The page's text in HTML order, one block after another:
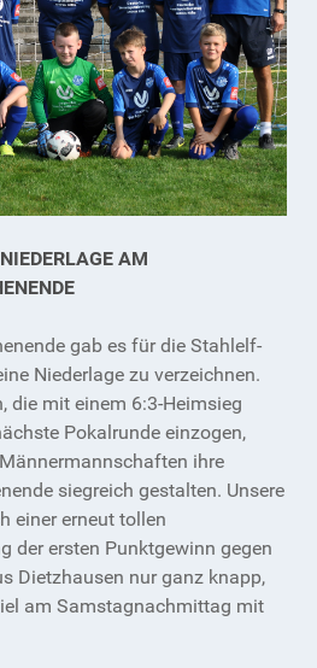
AM
gab es für die Stahlelf-
Niederlage zu verzeichnen.
die mit einem 6:3-Heimsieg
Pokalrunde einzogen,
ihre
siegreich gestalten. Unsere
einer erneut tollen
der ersten Punktgewinn gegen
Dietzhausen nur ganz knapp,
am Samstagnachmittag mit